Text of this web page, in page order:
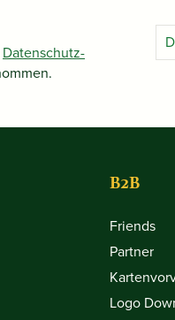
Datenschutz­
B2B
Friends
Partner
Logo